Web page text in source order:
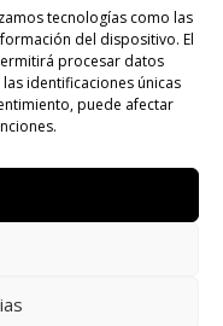
tecnologías como las
del dispositivo. El
procesar datos
identificaciones únicas
puede afectar
Todos los derechos